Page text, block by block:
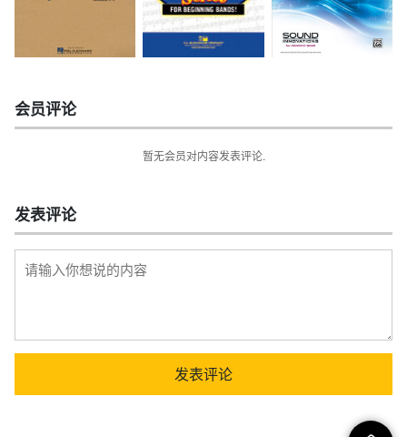
会员评论
暂无会员对内容发表评论.
发表评论